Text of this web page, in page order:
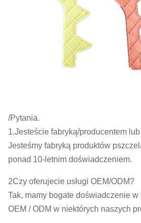
/Pytania.
1.Jesteście fabryką/producentem
Jesteśmy fabryką produktów
ponad 10-letnim doświadczeniem.
2Czy oferujecie usługi OEM/ODM?
Tak, mamy bogate doświadczenie w
OEM / ODM w niektórych naszych